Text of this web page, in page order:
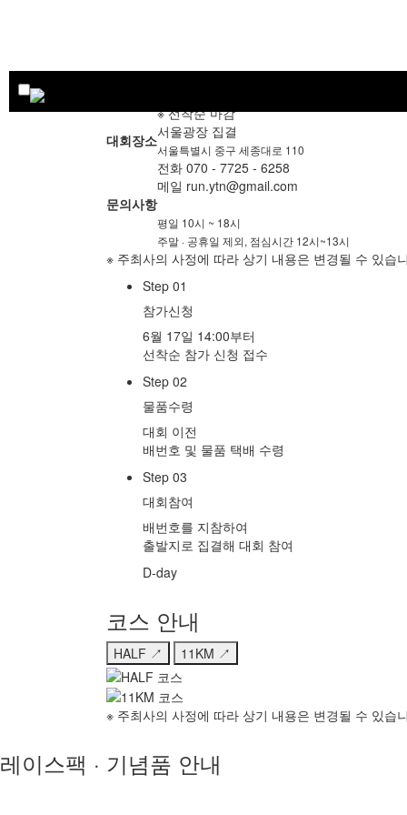
참가비 8만원
※ 선착순 마감
대회장소서울광장 집결
서울특별시 중구 세종대로 110
문의사항
전화 070 - 7725 - 6258
메일 run.ytn@gmail.com
평일 10시 ~ 18시
주말 · 공휴일 제외, 점심시간 12시~13시
※ 주최사의 사정에 따라 상기 내용은 변경될 수 있습
Step 01
참가신청
6월 17일 14:00부터
선착순 참가 신청 접수
Step 02
물품수령
대회 이전
배번호 및 물품 택배 수령
Step 03
대회참여
배번호를 지참하여
출발지로 집결해 대회 참여
D-day
코스 안내
HALF ↗ 11KM ↗
※ 주최사의 사정에 따라 상기 내용은 변경될 수 있습
레이스팩 · 기념품 안내